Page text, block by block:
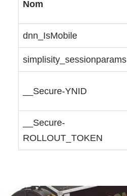
Nom
dnn_IsMobile
simplisity_sessionparams
__Secure-YNID
__Secure-
ROLLOUT_TOKEN